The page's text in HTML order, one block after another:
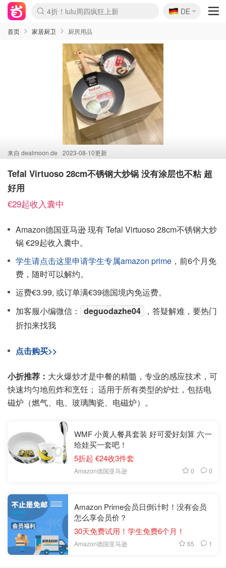
Boticinal 夏促开抢！
4折！lulu周四疯狂上新
还没结束！&OtherStories大促
Joybuy变相75折 随时失效
速领！Stanley独家85折
疑似霸哥！Camper额外叠85折
Zalando 奥莱闪促！每日更新
Moncler反季囤！5折起+叠9折
Coach Brooklyn仅€192
🇩🇪
DE
首页 家居厨卫 厨房用品
来自 dealmoon.de 2023-08-10更新
Tefal Virtuoso 28cm不锈钢大炒锅 没有涂层也不粘 超
好用
€29起收入囊中
Amazon德国亚马逊 现有 Tefal Virtuoso 28cm不锈钢大炒
锅 €29起收入囊中。
学生请点击这里申请学生专属amazon prime ，前6个月免
费，随时可以解约。
运费€3.99, 或订单满€39德国境内免运费。
加客服小编微信：
deguodazhe04
，答疑解难，要热门
折扣来找我
点击购买>>
小折推荐： 大火爆炒才是中餐的精髓，专业的感应技术，可
快速均匀地煎炸和烹饪； 适用于所有类型的炉灶，包括电
磁炉（燃气、电、玻璃陶瓷、电磁炉）。
WMF 小黄人餐具套装 好可爱好划算 六一
给娃买一套吧！
5折起 €24收3件套
Amazon德国亚马逊 0 0
Amazon Prime会员日倒计时！没有会员
怎么享会员价？
30天免费试用！学生免费6个月！
Amazon德国亚马逊 65 1